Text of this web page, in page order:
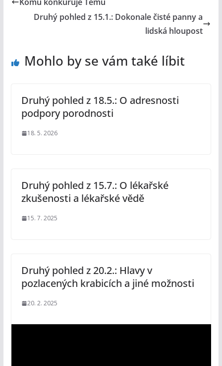
Druhý pohled z 15.1.: Dokonale čisté panny a
lidská hloupost
Mohlo by se vám také líbit
Druhý pohled z 18.5.: O adresnosti
podpory porodnosti
18. 5. 2026
Druhý pohled z 15.7.: O lékařské
zkušenosti a lékařské vědě
15. 7. 2025
Druhý pohled z 20.2.: Hlavy v
pozlacených krabicích a jiné možnosti
20. 2. 2025